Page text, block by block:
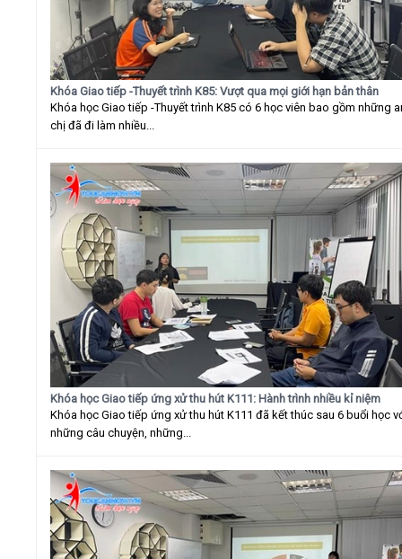
Khóa Giao tiếp -Thuyết trình K85: Vượt qua mọi giới hạn bản thân
Khóa học Giao tiếp -Thuyết trình K85 có 6 học viên bao gồm những
chị đã đi làm nhiều...
Khóa học Giao tiếp ứng xử thu hút K111: Hành trình nhiều kỉ niệm
Khóa học Giao tiếp ứng xử thu hút K111 đã kết thúc sau 6 buổi học
những câu chuyện, những...